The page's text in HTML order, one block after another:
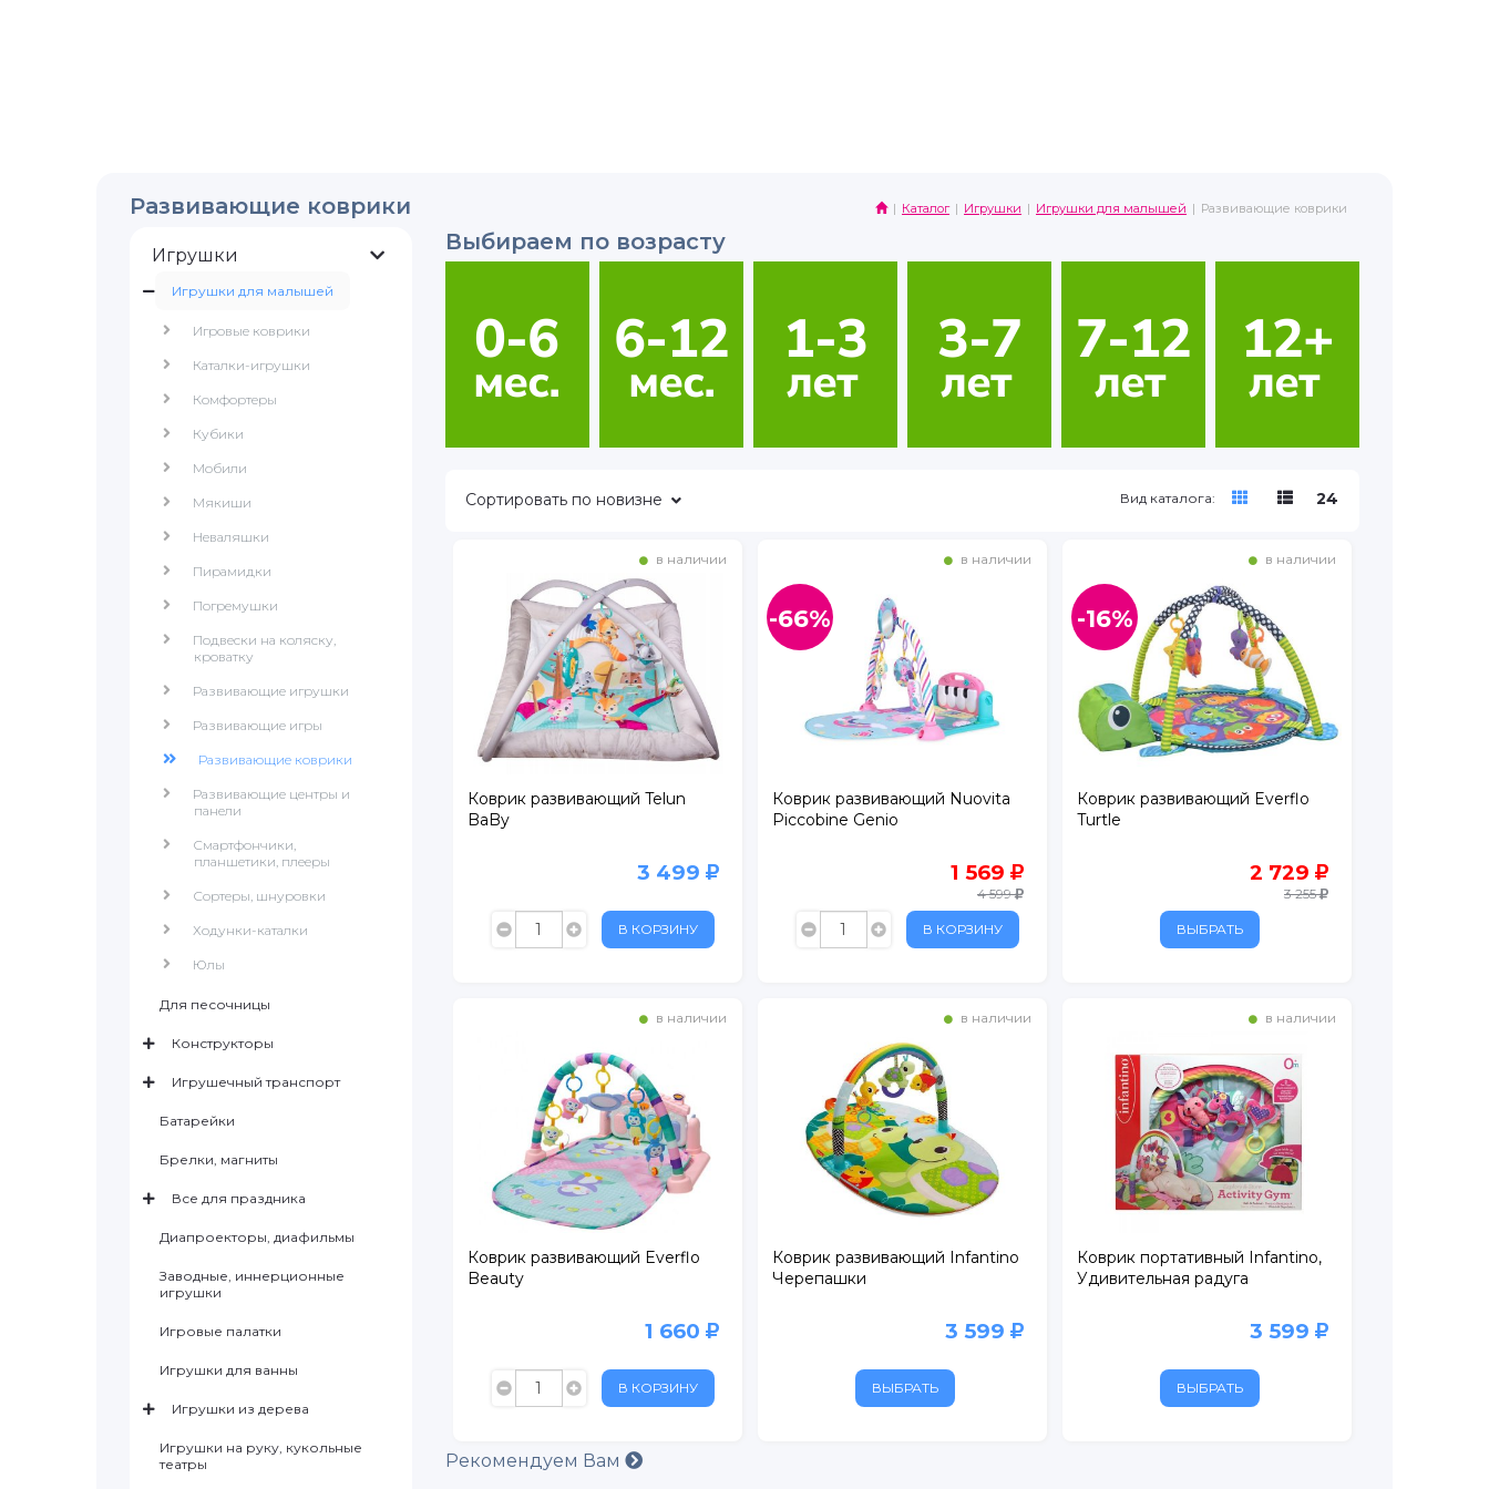
Развивающие коврики Каталог Игрушки Игрушки для малышей Развивающие коврики
Игрушки
Игрушки для малышей
Игровые коврики
Каталки-игрушки
Комфортеры
Кубики
Мобили
Мякиши
Неваляшки
Пирамидки
Погремушки
Подвески на коляску,
кроватку
Развивающие игрушки
Развивающие игры
Развивающие коврики
Развивающие центры и
панели
Смартфончики,
планшетики, плееры
Сортеры, шнуровки
Ходунки-каталки
Юлы
Для песочницы
Конструкторы
Игрушечный транспорт
Батарейки
Брелки, магниты
Все для праздника
Диапроекторы, диафильмы
Заводные, иннерционные
игрушки
Игровые палатки
Игрушки для ванны
Игрушки из дерева
Игрушки на руку, кукольные
театры
Выбираем по возрасту
Сортировать по новизне 24
Вид каталога:
в наличии
Коврик развивающий Telun
BaBy
3 499
В КОРЗИНУ
в наличии
-66%
Коврик развивающий Nuovita
Piccobine Genio
1 569
4 599
В КОРЗИНУ
в наличии
-16%
Коврик развивающий Everflo
Turtle
2 729
3 255
ВЫБРАТЬ
в наличии
Коврик развивающий Everflo
Beauty
1 660
В КОРЗИНУ
в наличии
Коврик развивающий Infantino
Черепашки
3 599
ВЫБРАТЬ
в наличии
Коврик портативный Infantino,
Удивительная радуга
3 599
ВЫБРАТЬ
Рекомендуем Вам